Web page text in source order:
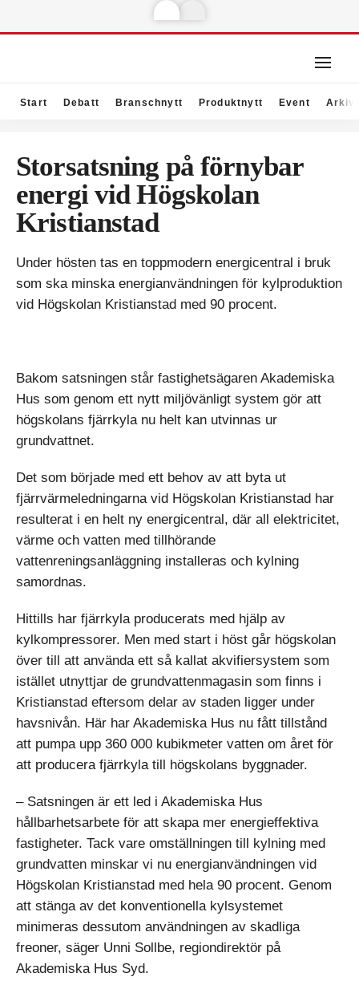
Start Debatt Branschnytt Produktnytt Event Arkiv
Storsatsning på förnybar
energi vid Högskolan
Kristianstad
Under hösten tas en toppmodern energicentral i bruk
som ska minska energianvändningen för kylproduktion
vid Högskolan Kristianstad med 90 procent.
Bakom satsningen står fastighetsägaren Akademiska
Hus som genom ett nytt miljövänligt system gör att
högskolans fjärrkyla nu helt kan utvinnas ur
grundvattnet.
Det som började med ett behov av att byta ut
fjärrvärmeledningarna vid Högskolan Kristianstad har
resulterat i en helt ny energicentral, där all elektricitet,
värme och vatten med tillhörande
vattenreningsanläggning installeras och kylning
samordnas.
Hittills har fjärrkyla producerats med hjälp av
kylkompressorer. Men med start i höst går högskolan
över till att använda ett så kallat akvifiersystem som
istället utnyttjar de grundvattenmagasin som finns i
Kristianstad eftersom delar av staden ligger under
havsnivån. Här har Akademiska Hus nu fått tillstånd
att pumpa upp 360 000 kubikmeter vatten om året för
att producera fjärrkyla till högskolans byggnader.
– Satsningen är ett led i Akademiska Hus
hållbarhetsarbete för att skapa mer energieffektiva
fastigheter. Tack vare omställningen till kylning med
grundvatten minskar vi nu energianvändningen vid
Högskolan Kristianstad med hela 90 procent. Genom
att stänga av det konventionella kylsystemet
minimeras dessutom användningen av skadliga
freoner, säger Unni Sollbe, regiondirektör på
Akademiska Hus Syd.